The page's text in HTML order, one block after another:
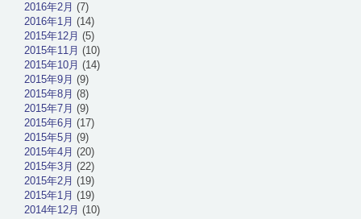
2016年2月 (7)
2016年1月 (14)
2015年12月 (5)
2015年11月 (10)
2015年10月 (14)
2015年9月 (9)
2015年8月 (8)
2015年7月 (9)
2015年6月 (17)
2015年5月 (9)
2015年4月 (20)
2015年3月 (22)
2015年2月 (19)
2015年1月 (19)
2014年12月 (10)